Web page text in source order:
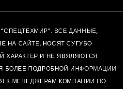
ВСЕ ДАННЫЕ,
НА САЙТЕ, НОСЯТ СУГУБО
ХАРАКТЕР И НЕ ЯВЯЛЯЮТСЯ
БОЛЕЕ ПОДРОБНОЙ ИНФОРМАЦИИ
К МЕНЕДЖЕРАМ КОМПАНИИ ПО